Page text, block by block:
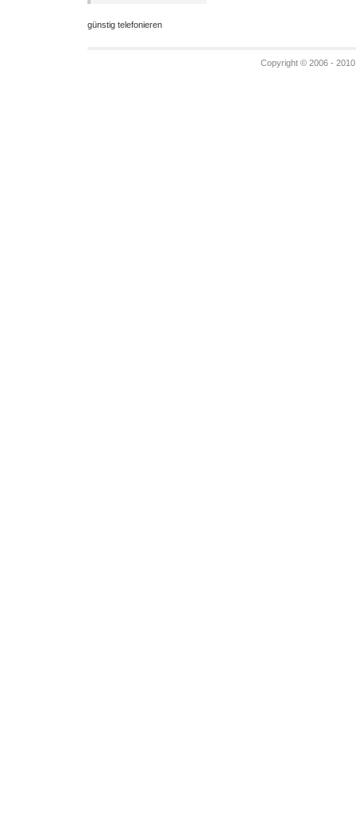
günstig telefonieren
Copyright © 2006 -